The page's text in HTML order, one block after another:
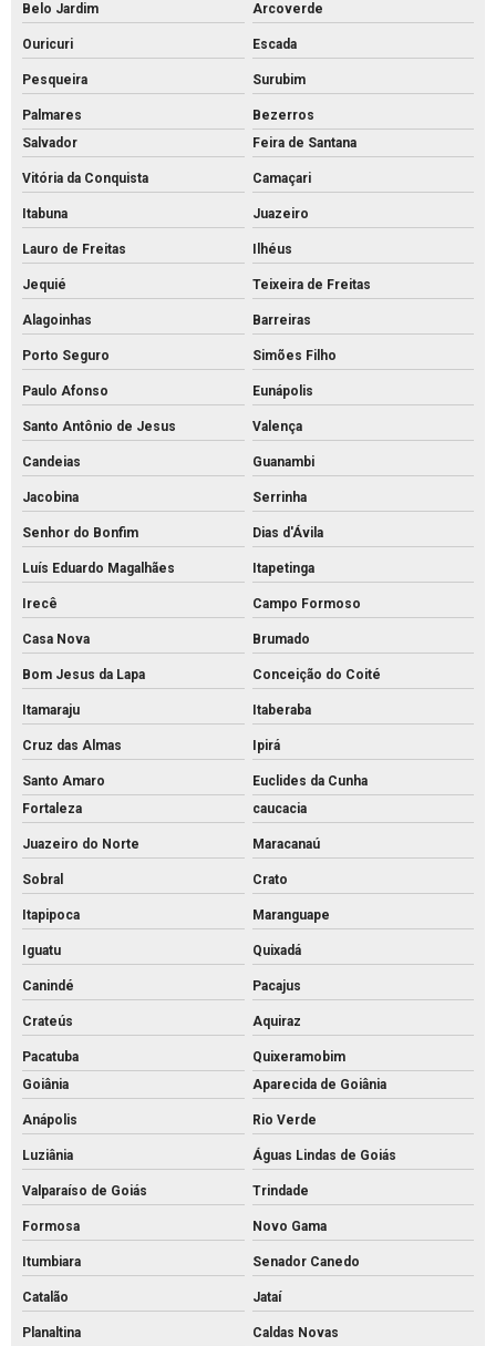
Tubo de concreto valor
Belo Jardim Arcoverde
Ouricuri Escada
Pesqueira Surubim
Palmares
Bezerros
Salvador
Feira de Santana
Vitória da Conquista Camaçari
Itabuna Juazeiro
Lauro de Freitas Ilhéus
Jequié Teixeira de Freitas
Alagoinhas Barreiras
Porto Seguro Simões Filho
Paulo Afonso Eunápolis
Santo Antônio de Jesus Valença
Candeias Guanambi
Jacobina Serrinha
Senhor do Bonfim Dias d'Ávila
Luís Eduardo Magalhães Itapetinga
Irecê Campo Formoso
Casa Nova Brumado
Bom Jesus da Lapa Conceição do Coité
Itamaraju Itaberaba
Cruz das Almas Ipirá
Santo Amaro
Euclides da Cunha
Fortaleza
caucacia
Juazeiro do Norte Maracanaú
Sobral Crato
Itapipoca Maranguape
Iguatu Quixadá
Canindé Pacajus
Crateús Aquiraz
Pacatuba
Quixeramobim
Goiânia
Aparecida de Goiânia
Anápolis Rio Verde
Luziânia Águas Lindas de Goiás
Valparaíso de Goiás Trindade
Formosa Novo Gama
Itumbiara Senador Canedo
Catalão Jataí
Planaltina
Caldas Novas